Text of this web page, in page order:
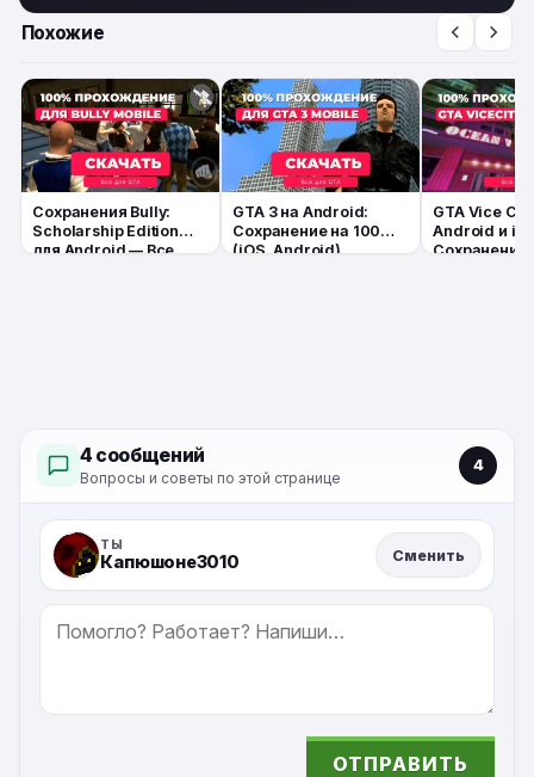
Похожие
Сохранения Bully:
Scholarship Edition
для Android — Все
GTA 3 на Android:
Сохранение на 100%
(iOS, Android)
GTA Vice
Android и
Сохранение
4 сообщений
Вопросы и советы по этой странице
4
ТЫ
Капюшоне3010 Сменить
СООБЩЕНИЕ
ОТПРАВИТЬ